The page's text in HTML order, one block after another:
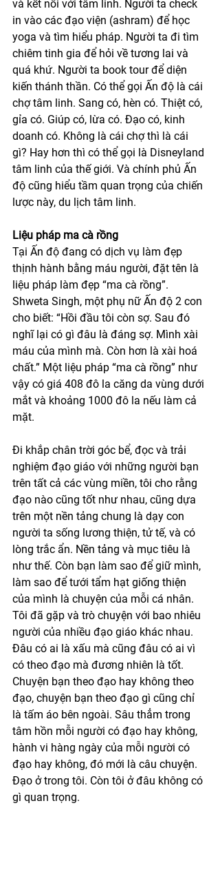
và kết nối với tâm linh. Người ta check
in vào các đạo viện (ashram) để học
yoga và tìm hiểu pháp. Người ta đi tìm
chiêm tinh gia để hỏi về tương lai và
quá khứ. Người ta book tour để diện
kiến thánh thần. Có thể gọi Ấn độ là cái
chợ tâm linh. Sang có, hèn có. Thiệt có,
gỉa có. Giúp có, lừa có. Đạo có, kinh
doanh có. Không là cái chợ thì là cái
gì? Hay hơn thì có thể gọi là Disneyland
tâm linh của thế giới. Và chính phủ Ấn
độ cũng hiểu tầm quan trọng của chiến
lược này, du lịch tâm linh.
Liệu pháp ma cà rồng
Tại Ấn độ đang có dịch vụ làm đẹp
thịnh hành bằng máu người, đặt tên là
liệu pháp làm đẹp “ma cà rồng”.
Shweta Singh, một phụ nữ Ấn độ 2 con
cho biết: “Hồi đầu tôi còn sợ. Sau đó
nghĩ lại có gì đâu là đáng sợ. Mình xài
máu của mình mà. Còn hơn là xài hoá
chất.” Một liệu pháp “ma cà rồng” như
vậy có giá 408 đô la căng da vùng dưới
mắt và khoảng 1000 đô la nếu làm cả
mặt.
Đi khắp chân trời góc bể, đọc và trải
nghiệm đạo giáo với những người bạn
trên tất cả các vùng miền, tôi cho rằng
đạo nào cũng tốt như nhau, cũng dựa
trên một nền tảng chung là dạy con
người ta sống lương thiện, tử tế, và có
lòng trắc ẩn. Nền tảng và mục tiêu là
như thế. Còn bạn làm sao để giữ mình,
làm sao để tưới tẩm hạt giống thiện
của mình là chuyện của mỗi cá nhân.
Tôi đã gặp và trò chuyện với bao nhiêu
người của nhiều đạo giáo khác nhau.
Đâu có ai là xấu mà cũng đâu có ai vì
có theo đạo mà đương nhiên là tốt.
Chuyện bạn theo đạo hay không theo
đạo, chuyện bạn theo đạo gì cũng chỉ
là tấm áo bên ngoài. Sâu thẳm trong
tâm hồn mỗi người có đạo hay không,
hành vi hàng ngày của mỗi người có
đạo hay không, đó mới là câu chuyện.
Đạo ở trong tôi. Còn tôi ở đâu không có
gì quan trọng.